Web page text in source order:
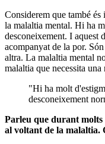
Considerem que també
la malaltia mental. Hi ha
desconeixement. I aquest
acompanyat de la por.
altra. La malaltia mental
malaltia que necessita
"Hi ha molt
desconeixement
Parleu que durant
al voltant de la malaltia.